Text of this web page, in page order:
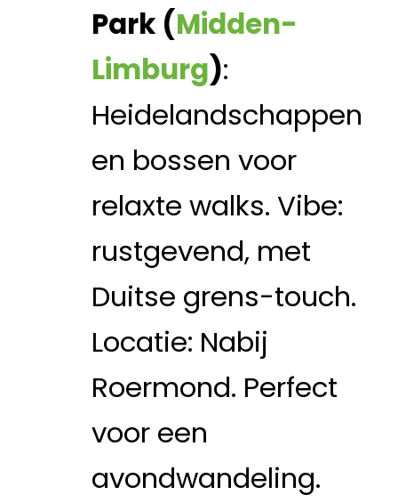
Park (Midden-
Limburg):
Heidelandschappen
en bossen voor
relaxte walks. Vibe:
rustgevend, met
Duitse grens-touch.
Locatie: Nabij
Roermond. Perfect
voor een
avondwandeling.